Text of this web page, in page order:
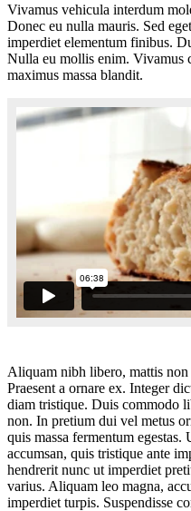
Vivamus vehicula interdum
Donec eu nulla mauris. Sed
imperdiet elementum finibus.
Nulla eu mollis enim. Vivamus
maximus massa blandit.
Aliquam nibh libero, mattis
Praesent a ornare ex. Integer
diam tristique. Duis commodo
non. In pretium dui vel metus
quis massa fermentum egestas.
accumsan, quis tristique ante
hendrerit nunc ut imperdiet
varius. Aliquam leo magna,
imperdiet turpis. Suspendisse